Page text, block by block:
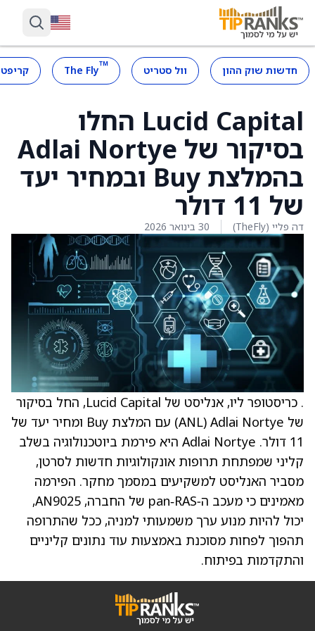
חדשות שוק ההון וול סטריט ™
The Fly
Lucid Capital החלו
בסיקור של Adlai Nortye
בהמלצת Buy ובמחיר יעד
של 11 דולר
דה פליי (TheFly) 30 בינואר 2026
. כריסטופר ליו, אנליסט של Lucid Capital, החל בסיקור
של Adlai Nortye ‏(ANL) עם המלצת Buy ומחיר יעד של
11 דולר. Adlai Nortye היא פירמת ביוטכנולוגיה בשלב
קליני שמפתחת תרופות אונקולוגיות חדשות לסרטן,
מסביר האנליסט למשקיעים במסמך מחקר. הפירמה
מאמינים כי מעכב ה‑pan‑RAS של החברה, AN9025,
יכול להיות מנוע ערך משמעותי למניה, ככל שהתרופה
תהפוך לפחות מסוכנת באמצעות עוד נתונים קליניים
והתקדמות בפיתוח.